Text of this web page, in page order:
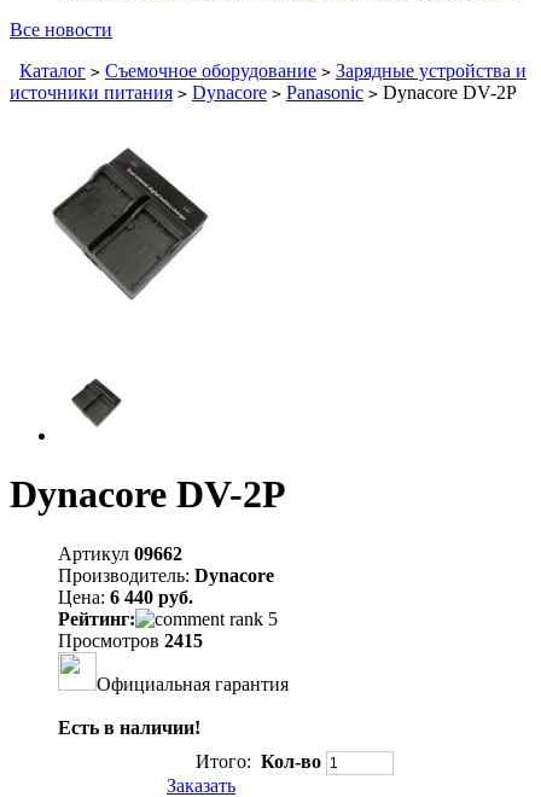
Все новости
Каталог > Съемочное оборудование > Зарядные устройства и
источники питания > Dynacore > Panasonic > Dynacore DV-2P
Dynacore DV-2P
Артикул 09662
Производитель: Dynacore
Цена: 6 440 руб.
Рейтинг:
Просмотров 2415
Официальная гарантия
Есть в наличии!
Итого: Кол-во
Заказать